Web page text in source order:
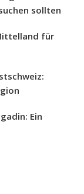
sollten
für
Ein